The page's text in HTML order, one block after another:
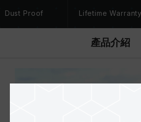
Dust Proof Lifetime Warranty
產品介紹